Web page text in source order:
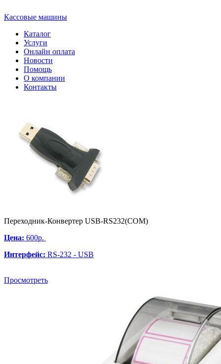
Кассовые машины
Каталог
Услуги
Онлайн оплата
Новости
Помощь
О компании
Контакты
Переходник-Конвертер USB-RS232(COM)
Цена: 600р.
Интерфейс: RS-232 - USB
Просмотреть